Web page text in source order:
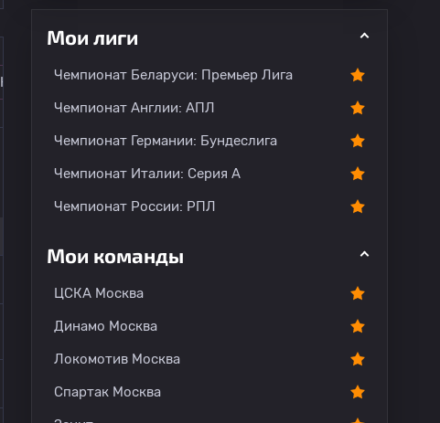
Комментарии
Мои лиги
Чемпионат Беларуси: Премьер Лига
Чемпионат Англии: АПЛ
Чемпионат Германии: Бундеслига
Чемпионат Италии: Серия А
Чемпионат России: РПЛ
Мои команды
ЦСКА Москва
Динамо Москва
Локомотив Москва
Спартак Москва